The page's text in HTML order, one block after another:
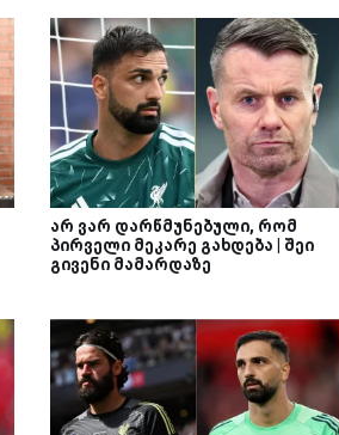
არ ვარ დარწმუნებული, რომ
პირველი მეკარე გახდება | შეი
გივენი მამარდაზე